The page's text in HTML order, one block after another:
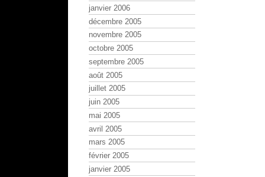
janvier 2006
décembre 2005
novembre 2005
octobre 2005
septembre 2005
août 2005
juillet 2005
juin 2005
mai 2005
avril 2005
mars 2005
février 2005
janvier 2005